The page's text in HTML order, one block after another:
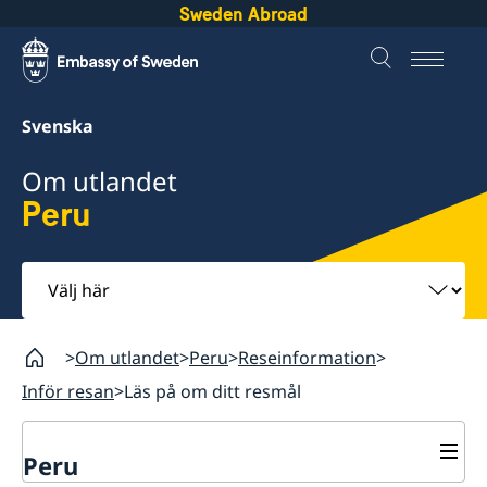
Sweden Abroad
Svenska
Om utlandet
Peru
Välj
här
Om utlandet Peru Reseinformation
Inför resan Läs på om ditt resmål
Peru